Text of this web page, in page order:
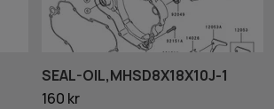
SEAL-OIL,MHSD8X18X10J-1
160 kr